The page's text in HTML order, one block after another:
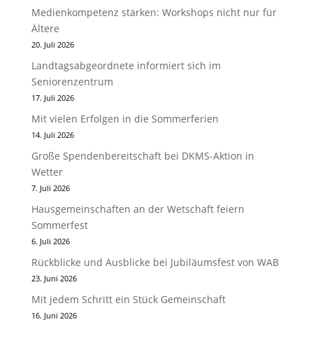
Medienkompetenz stärken: Workshops nicht nur für
Ältere
20. Juli 2026
Landtagsabgeordnete informiert sich im
Seniorenzentrum
17. Juli 2026
Mit vielen Erfolgen in die Sommerferien
14. Juli 2026
Große Spendenbereitschaft bei DKMS-Aktion in
Wetter
7. Juli 2026
Hausgemeinschaften an der Wetschaft feiern
Sommerfest
6. Juli 2026
Rückblicke und Ausblicke bei Jubiläumsfest von WAB
23. Juni 2026
Mit jedem Schritt ein Stück Gemeinschaft
16. Juni 2026